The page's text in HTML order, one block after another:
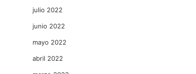
julio 2022
junio 2022
mayo 2022
abril 2022